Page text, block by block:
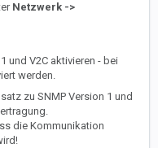
Netzwerk ->
und V2C aktivieren - bei
werden.
zu SNMP Version 1 und
die Kommunikation